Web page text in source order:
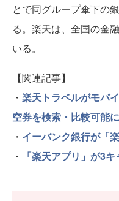
とで同グループ傘下の
る。楽天は、全国の金
いる。
【関連記事】
・ 楽天トラベルがモバ
空券を検索・比較可能に
・ イーバンク銀行が「
・
「楽天アプリ」が3